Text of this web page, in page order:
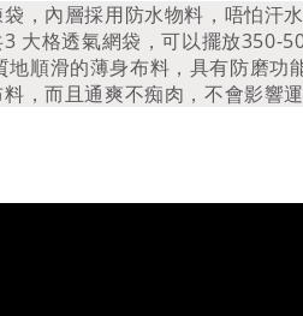
，內層採用防水物料，唔怕汗
大格透氣網袋，可以擺放350-
順滑的薄身布料，具有防磨功
，而且通爽不痴肉，不會影響